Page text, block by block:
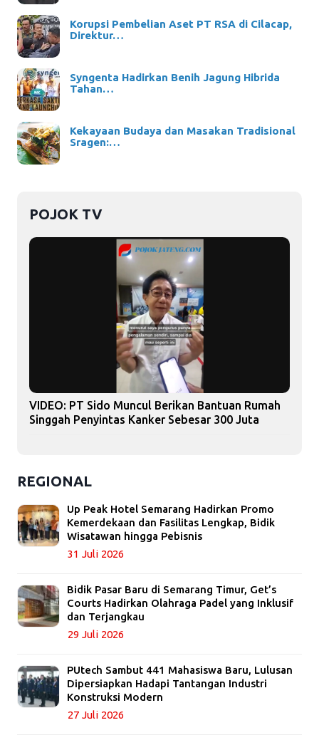
Korupsi Pembelian Aset PT RSA di Cilacap,
Direktur…
Syngenta Hadirkan Benih Jagung Hibrida
Tahan…
Kekayaan Budaya dan Masakan Tradisional
Sragen:…
POJOK TV
VIDEO: PT Sido Muncul Berikan Bantuan Rumah
Singgah Penyintas Kanker Sebesar 300 Juta
REGIONAL
Up Peak Hotel Semarang Hadirkan Promo
Kemerdekaan dan Fasilitas Lengkap, Bidik
Wisatawan hingga Pebisnis
31 Juli 2026
Bidik Pasar Baru di Semarang Timur, Get’s
Courts Hadirkan Olahraga Padel yang Inklusif
dan Terjangkau
29 Juli 2026
PUtech Sambut 441 Mahasiswa Baru, Lulusan
Dipersiapkan Hadapi Tantangan Industri
Konstruksi Modern
27 Juli 2026